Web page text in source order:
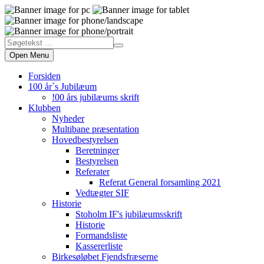
Open Menu
Forsiden
100 år`s Jubilæum
!00 års jubilæums skrift
Klubben
Nyheder
Multibane præsentation
Hovedbestyrelsen
Beretninger
Bestyrelsen
Referater
Referat General forsamling 2021
Vedtægter SIF
Historie
Stoholm IF's jubilæumsskrift
Historie
Formandsliste
Kassererliste
Birkesøløbet Fjendsfræserne